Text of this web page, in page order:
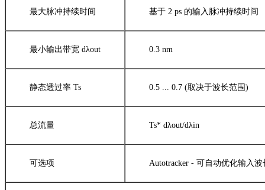
最大脉冲持续时间 基于 2 ps 的输入脉冲持续时间
最小输出带宽 dλout 0.3 nm
静态透过率 Ts 0.5 ... 0.7 (取决于波长范围)
总流量 Ts* dλout/dλin
可选项 Autotracker - 可自动优化输入波